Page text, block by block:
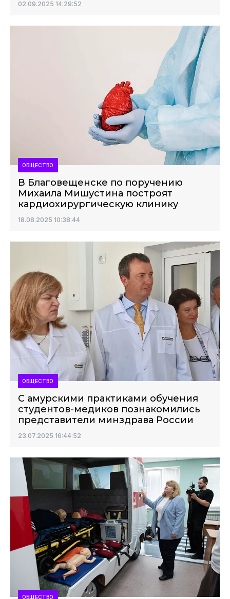
02.09.2025 14:29:52
ОБЩЕСТВО
В Благовещенске по поручению
Михаила Мишустина построят
кардиохирургическую клинику
18.08.2025 10:38:44
ОБЩЕСТВО
С амурскими практиками обучения
студентов-медиков познакомились
представители минздрава России
23.07.2025 16:44:52
ОБЩЕСТВО